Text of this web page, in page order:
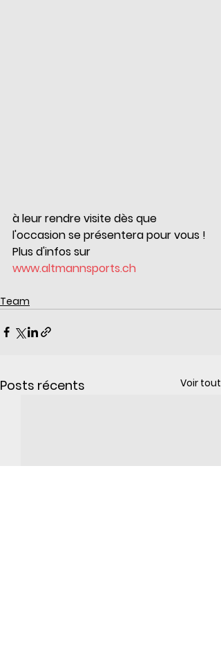
à leur rendre visite dès que
l'occasion se présentera pour vous !
Plus d'infos sur
www.altmannsports.ch
Team
Posts récents Voir tout